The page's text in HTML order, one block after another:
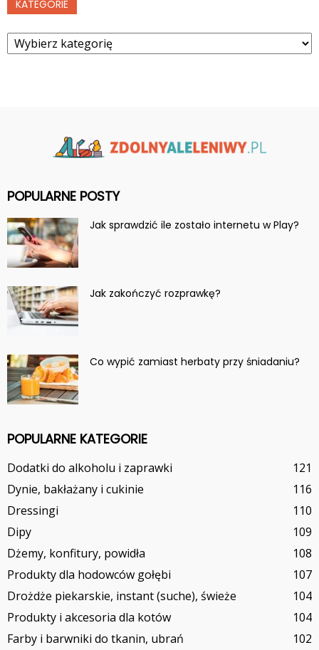
KATEGORIE
Kategorie
POPULARNE POSTY
Jak sprawdzić ile zostało internetu w Play?
Jak zakończyć rozprawkę?
Co wypić zamiast herbaty przy śniadaniu?
POPULARNE KATEGORIE
Dodatki do alkoholu i zaprawki
121
Dynie, bakłażany i cukinie
116
Dressingi
110
Dipy
109
Dżemy, konfitury, powidła
108
Produkty dla hodowców gołębi
107
Drożdże piekarskie, instant (suche), świeże
104
Produkty i akcesoria dla kotów
104
Farby i barwniki do tkanin, ubrań
102